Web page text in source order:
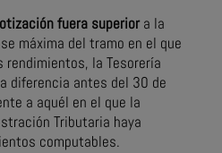
fuera superiora la
máxima del tramo en el que
la Tesorería
diferencia antes del 30 de
a aquél en el que la
Tributaria haya
computables.